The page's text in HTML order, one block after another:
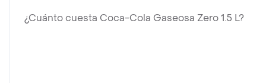
¿Cuánto cuesta Coca-Cola Gaseosa Zero 1.5 L?